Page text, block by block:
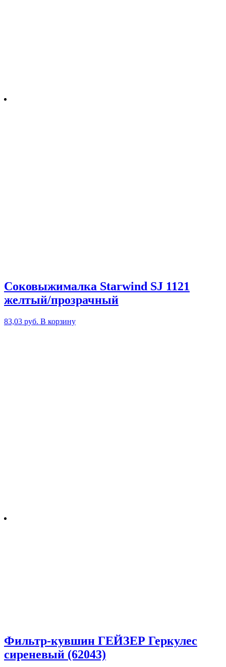
Соковыжималка Starwind SJ 1121
желтый/прозрачный
83,03 руб. В корзину
Фильтр-кувшин ГЕЙЗЕР Геркулес
сиреневый (62043)